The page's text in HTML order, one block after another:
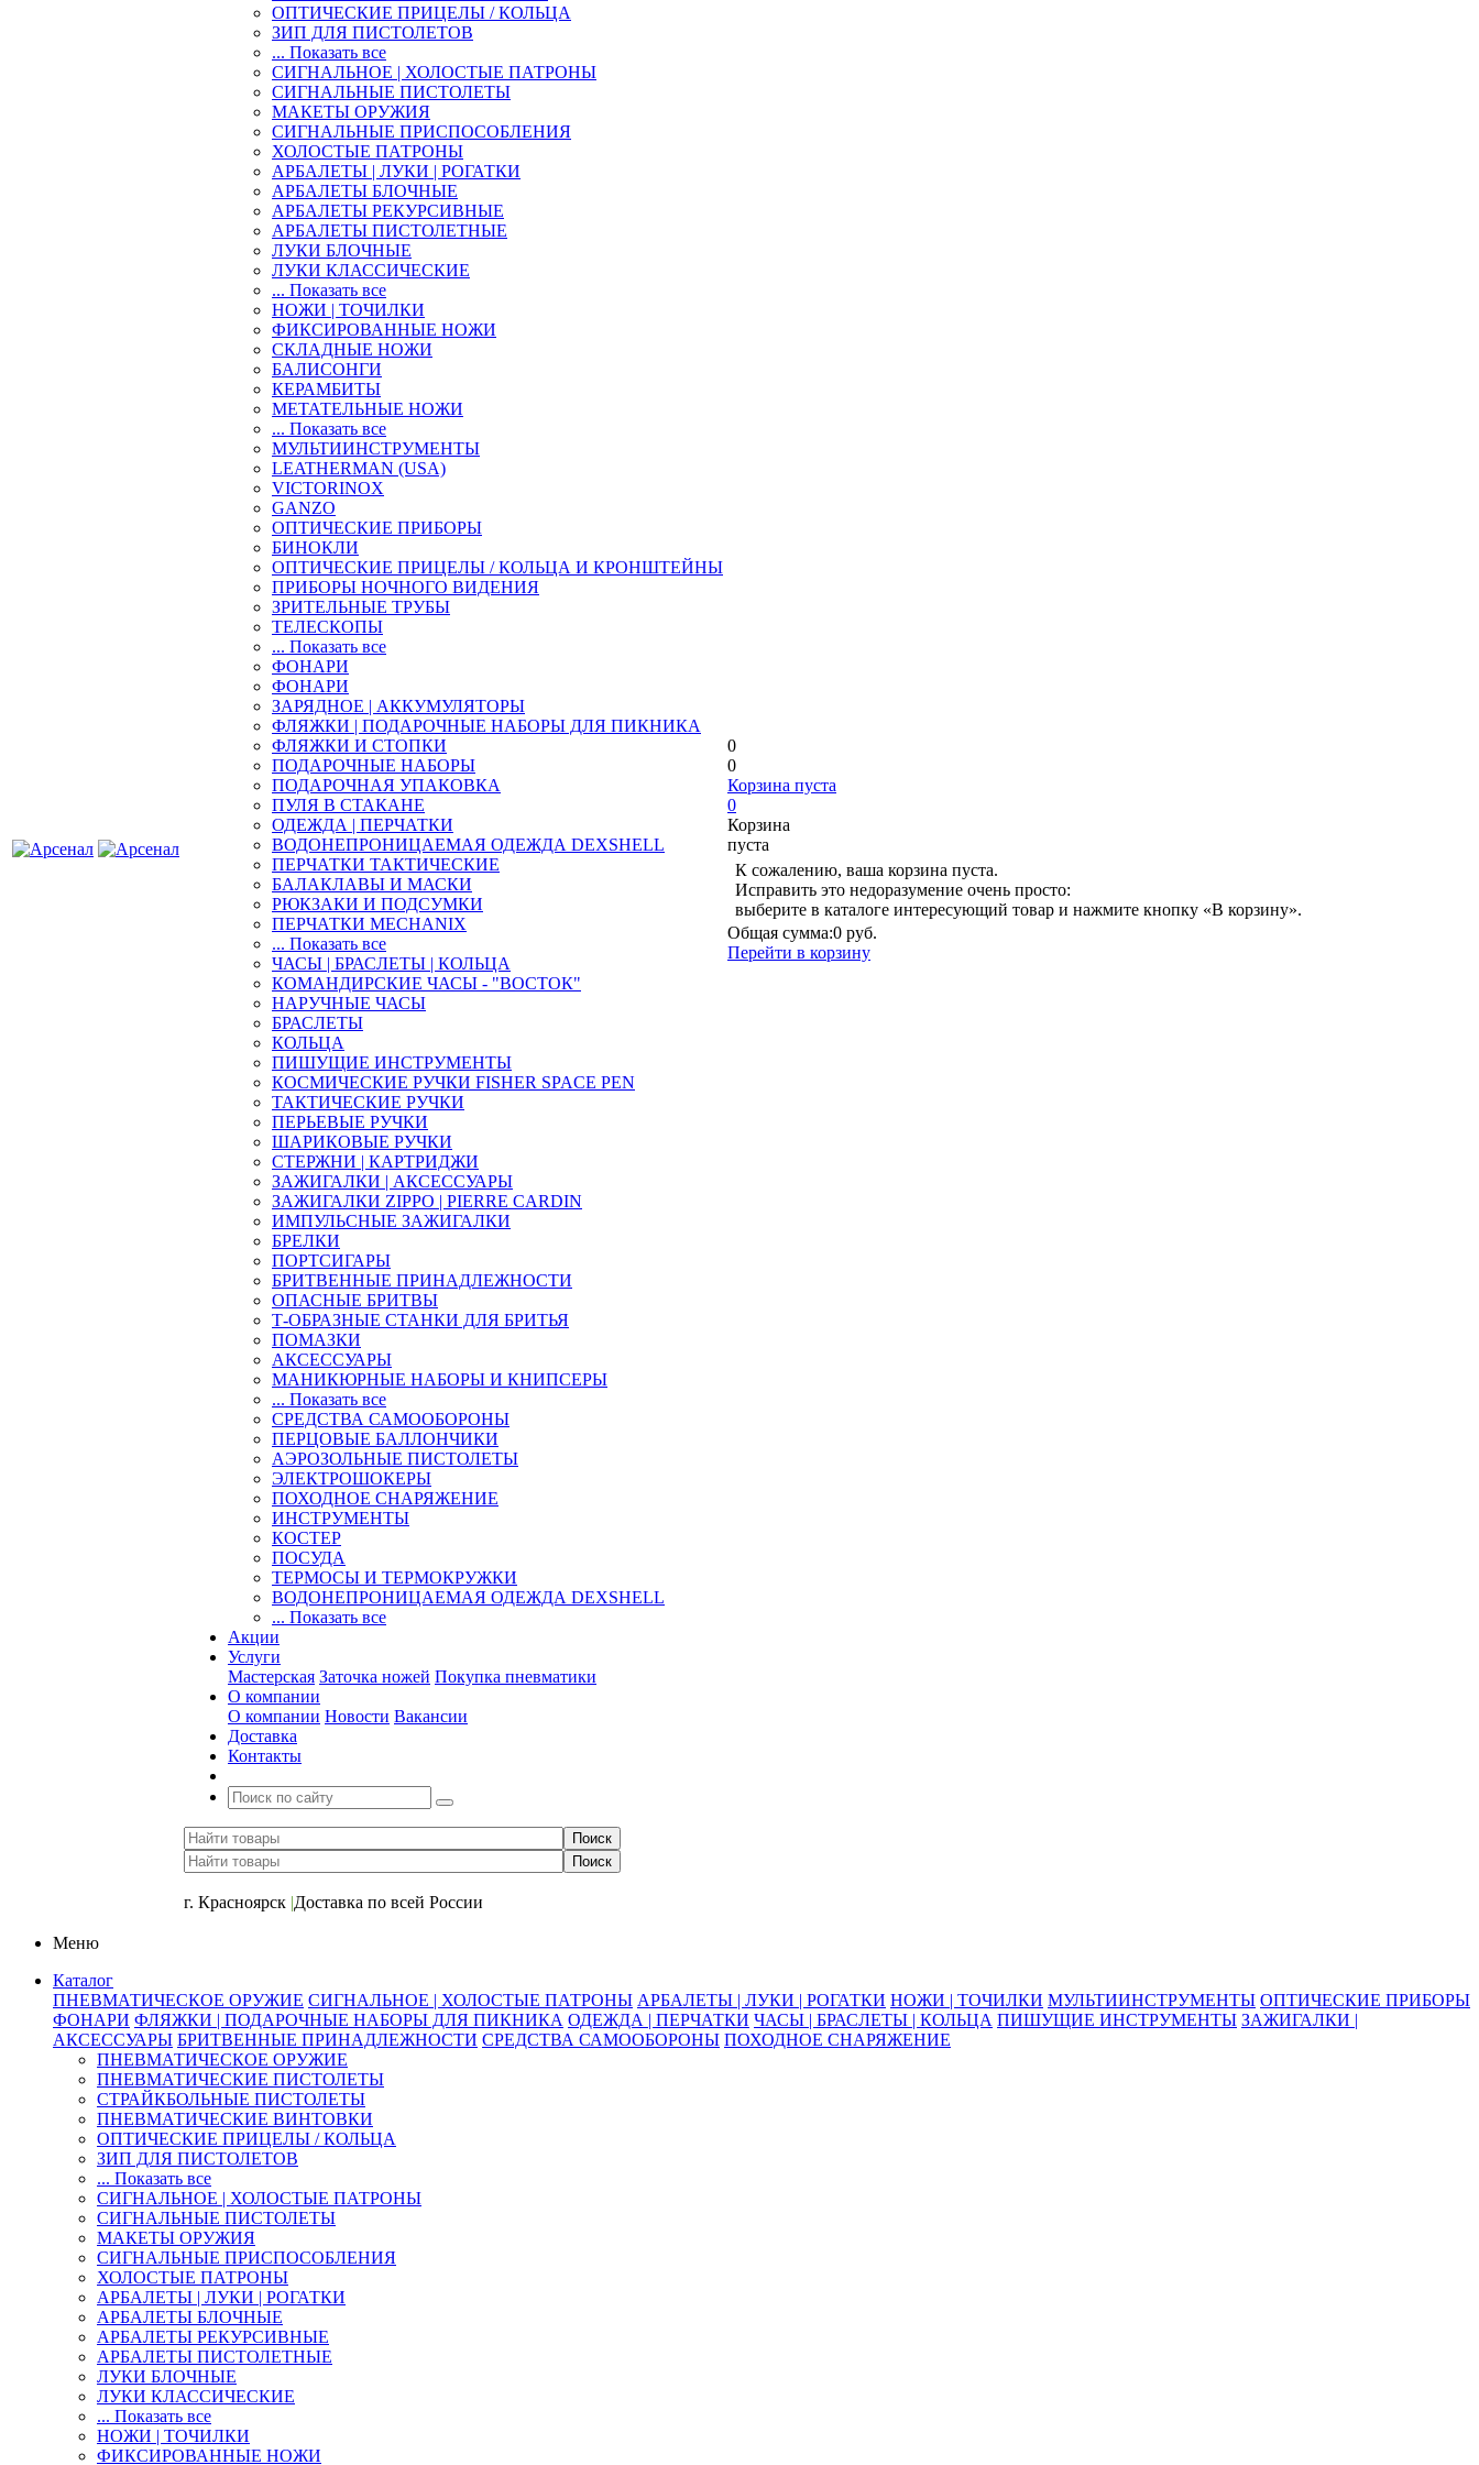
ОПТИЧЕСКИЕ ПРИЦЕЛЫ / КОЛЬЦА
ЗИП ДЛЯ ПИСТОЛЕТОВ
... Показать все
СИГНАЛЬНОЕ | ХОЛОСТЫЕ ПАТРОНЫ
СИГНАЛЬНЫЕ ПИСТОЛЕТЫ
МАКЕТЫ ОРУЖИЯ
СИГНАЛЬНЫЕ ПРИСПОСОБЛЕНИЯ
ХОЛОСТЫЕ ПАТРОНЫ
АРБАЛЕТЫ | ЛУКИ | РОГАТКИ
АРБАЛЕТЫ БЛОЧНЫЕ
АРБАЛЕТЫ РЕКУРСИВНЫЕ
АРБАЛЕТЫ ПИСТОЛЕТНЫЕ
ЛУКИ БЛОЧНЫЕ
ЛУКИ КЛАССИЧЕСКИЕ
... Показать все
НОЖИ | ТОЧИЛКИ
ФИКСИРОВАННЫЕ НОЖИ
СКЛАДНЫЕ НОЖИ
БАЛИСОНГИ
КЕРАМБИТЫ
МЕТАТЕЛЬНЫЕ НОЖИ
... Показать все
МУЛЬТИИНСТРУМЕНТЫ
LEATHERMAN (USA)
VICTORINOX
GANZO
ОПТИЧЕСКИЕ ПРИБОРЫ
БИНОКЛИ
ОПТИЧЕСКИЕ ПРИЦЕЛЫ / КОЛЬЦА И КРОНШТЕЙНЫ
ПРИБОРЫ НОЧНОГО ВИДЕНИЯ
ЗРИТЕЛЬНЫЕ ТРУБЫ
ТЕЛЕСКОПЫ
... Показать все
ФОНАРИ
ФОНАРИ
ЗАРЯДНОЕ | АККУМУЛЯТОРЫ
ФЛЯЖКИ | ПОДАРОЧНЫЕ НАБОРЫ ДЛЯ ПИКНИКА
ФЛЯЖКИ И СТОПКИ
ПОДАРОЧНЫЕ НАБОРЫ
ПОДАРОЧНАЯ УПАКОВКА
ПУЛЯ В СТАКАНЕ
ОДЕЖДА | ПЕРЧАТКИ
ВОДОНЕПРОНИЦАЕМАЯ ОДЕЖДА DEXSHELL
ПЕРЧАТКИ ТАКТИЧЕСКИЕ
БАЛАКЛАВЫ И МАСКИ
РЮКЗАКИ И ПОДСУМКИ
ПЕРЧАТКИ MECHANIX
... Показать все
ЧАСЫ | БРАСЛЕТЫ | КОЛЬЦА
КОМАНДИРСКИЕ ЧАСЫ - "ВОСТОК"
НАРУЧНЫЕ ЧАСЫ
БРАСЛЕТЫ
КОЛЬЦА
ПИШУЩИЕ ИНСТРУМЕНТЫ
КОСМИЧЕСКИЕ РУЧКИ FISHER SPACE PEN
ТАКТИЧЕСКИЕ РУЧКИ
ПЕРЬЕВЫЕ РУЧКИ
ШАРИКОВЫЕ РУЧКИ
СТЕРЖНИ | КАРТРИДЖИ
ЗАЖИГАЛКИ | АКСЕССУАРЫ
ЗАЖИГАЛКИ ZIPPO | PIERRE CARDIN
ИМПУЛЬСНЫЕ ЗАЖИГАЛКИ
БРЕЛКИ
ПОРТСИГАРЫ
БРИТВЕННЫЕ ПРИНАДЛЕЖНОСТИ
ОПАСНЫЕ БРИТВЫ
Т-ОБРАЗНЫЕ СТАНКИ ДЛЯ БРИТЬЯ
ПОМАЗКИ
АКСЕССУАРЫ
МАНИКЮРНЫЕ НАБОРЫ И КНИПСЕРЫ
... Показать все
СРЕДСТВА САМООБОРОНЫ
ПЕРЦОВЫЕ БАЛЛОНЧИКИ
АЭРОЗОЛЬНЫЕ ПИСТОЛЕТЫ
ЭЛЕКТРОШОКЕРЫ
ПОХОДНОЕ СНАРЯЖЕНИЕ
ИНСТРУМЕНТЫ
КОСТЕР
ПОСУДА
ТЕРМОСЫ И ТЕРМОКРУЖКИ
ВОДОНЕПРОНИЦАЕМАЯ ОДЕЖДА DEXSHELL
... Показать все
Акции
Услуги
Мастерская Заточка ножей Покупка пневматики
О компании
О компании Новости Вакансии
Доставка
Контакты
г. Красноярск |Доставка по всей России
0
0
Корзина пуста
0
Корзина
пуста
К сожалению, ваша корзина пуста.
Исправить это недоразумение очень просто:
выберите в каталоге интересующий товар и нажмите кнопку «В корзину».
Общая сумма:0 руб.
Перейти в корзину
Меню
Каталог
ПНЕВМАТИЧЕСКОЕ ОРУЖИЕ СИГНАЛЬНОЕ | ХОЛОСТЫЕ ПАТРОНЫ АРБАЛЕТЫ | ЛУКИ | РОГАТКИ НОЖИ | ТОЧИЛКИ МУЛЬТИИНСТРУМЕНТЫ ОПТИЧЕСКИЕ ПРИБОРЫ
ФОНАРИ ФЛЯЖКИ | ПОДАРОЧНЫЕ НАБОРЫ ДЛЯ ПИКНИКА ОДЕЖДА | ПЕРЧАТКИ ЧАСЫ | БРАСЛЕТЫ | КОЛЬЦА ПИШУЩИЕ ИНСТРУМЕНТЫ ЗАЖИГАЛКИ |
АКСЕССУАРЫ БРИТВЕННЫЕ ПРИНАДЛЕЖНОСТИ СРЕДСТВА САМООБОРОНЫ ПОХОДНОЕ СНАРЯЖЕНИЕ
ПНЕВМАТИЧЕСКОЕ ОРУЖИЕ
ПНЕВМАТИЧЕСКИЕ ПИСТОЛЕТЫ
СТРАЙКБОЛЬНЫЕ ПИСТОЛЕТЫ
ПНЕВМАТИЧЕСКИЕ ВИНТОВКИ
ОПТИЧЕСКИЕ ПРИЦЕЛЫ / КОЛЬЦА
ЗИП ДЛЯ ПИСТОЛЕТОВ
... Показать все
СИГНАЛЬНОЕ | ХОЛОСТЫЕ ПАТРОНЫ
СИГНАЛЬНЫЕ ПИСТОЛЕТЫ
МАКЕТЫ ОРУЖИЯ
СИГНАЛЬНЫЕ ПРИСПОСОБЛЕНИЯ
ХОЛОСТЫЕ ПАТРОНЫ
АРБАЛЕТЫ | ЛУКИ | РОГАТКИ
АРБАЛЕТЫ БЛОЧНЫЕ
АРБАЛЕТЫ РЕКУРСИВНЫЕ
АРБАЛЕТЫ ПИСТОЛЕТНЫЕ
ЛУКИ БЛОЧНЫЕ
ЛУКИ КЛАССИЧЕСКИЕ
... Показать все
НОЖИ | ТОЧИЛКИ
ФИКСИРОВАННЫЕ НОЖИ